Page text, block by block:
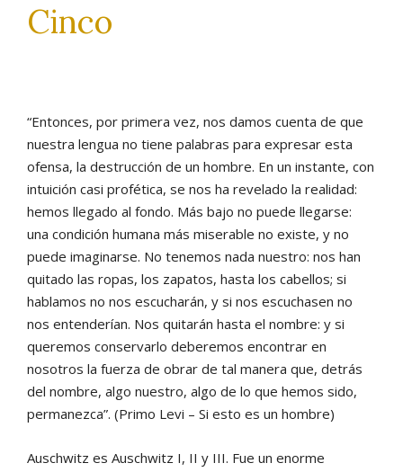
Cinco
“Entonces, por primera vez, nos damos cuenta de que
nuestra lengua no tiene palabras para expresar esta
ofensa, la destrucción de un hombre. En un instante, con
intuición casi profética, se nos ha revelado la realidad:
hemos llegado al fondo. Más bajo no puede llegarse:
una condición humana más miserable no existe, y no
puede imaginarse. No tenemos nada nuestro: nos han
quitado las ropas, los zapatos, hasta los cabellos; si
hablamos no nos escucharán, y si nos escuchasen no
nos entenderían. Nos quitarán hasta el nombre: y si
queremos conservarlo deberemos encontrar en
nosotros la fuerza de obrar de tal manera que, detrás
del nombre, algo nuestro, algo de lo que hemos sido,
permanezca”. (Primo Levi – Si esto es un hombre)
Auschwitz es Auschwitz I, II y III. Fue un enorme